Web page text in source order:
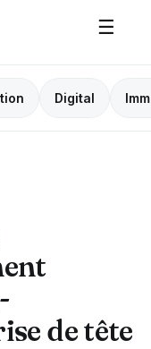
☰
Digital
de tête